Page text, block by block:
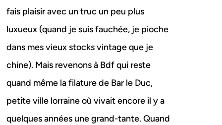
fais plaisir avec un truc un peu plus
luxueux (quand je suis fauchée, je pioche
dans mes vieux stocks vintage que je
chine). Mais revenons à Bdf qui reste
quand même la filature de Bar le Duc,
petite ville lorraine où vivait encore il y a
quelques années une grand-tante. Quand